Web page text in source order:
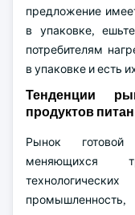
предложение
в упаковке,
потребителям
в упаковке и есть
Тенденции
продуктов
Рынок готовой
меняющихся